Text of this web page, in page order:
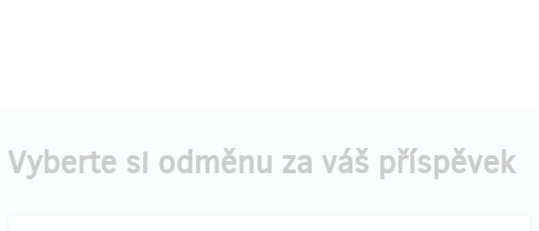
Vyberte si odměnu za váš příspěvek